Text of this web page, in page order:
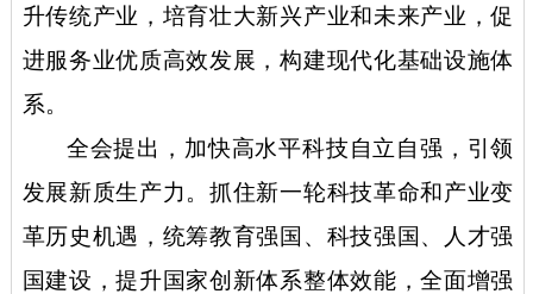
升传统产业，培育壮大新兴产业和未来产业，促
进服务业优质高效发展，构建现代化基础设施体
系。
全会提出，加快高水平科技自立自强，引领
发展新质生产力。抓住新一轮科技革命和产业变
革历史机遇，统筹教育强国、科技强国、人才强
国建设，提升国家创新体系整体效能，全面增强